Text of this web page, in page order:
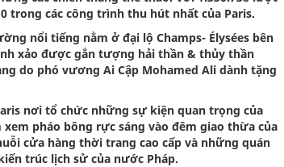
trong các công trình thu hút nhất của Paris.
nổi tiếng nằm ở đại lộ Champs- Élysées bên
xảo được gắn tượng hải thần & thủy thần
do phó vương Ai Cập Mohamed Ali dành tặng
nơi tổ chức những sự kiện quan trọng của
pháo bông rực sáng vào đêm giao thừa của
cửa hàng thời trang cao cấp và những quán
trúc lịch sử của nước Pháp.